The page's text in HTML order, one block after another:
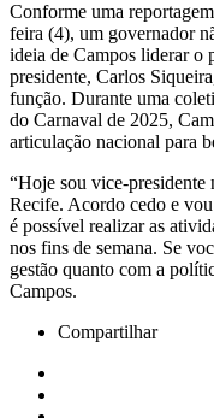
Conforme uma
feira (4), um governador
ideia de Campos liderar o
presidente, Carlos
função. Durante uma
do Carnaval de 2025,
articulação nacional para
“Hoje sou vice-
Recife. Acordo cedo e
é possível realizar as
nos fins de semana. Se
gestão quanto com a
Campos.
Compartilhar